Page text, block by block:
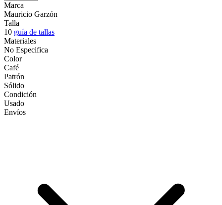
Marca
Mauricio Garzón
Talla
10 guía de tallas
Materiales
No Especifica
Color
Café
Patrón
Sólido
Condición
Usado
Envíos